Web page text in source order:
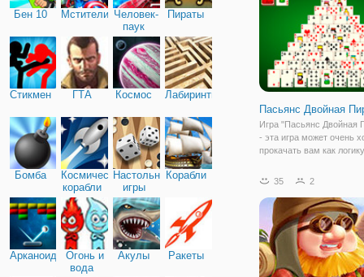
Бен 10 Мстители Человек-
паук
Пираты
Стикмен ГТА Космос Лабиринты
Бомба
Космические
корабли
Настольные
игры
Корабли
Арканоид
Огонь и
вода
Акулы Ракеты
Пасьянс Двойная
Игра "Пасьянс Двойная
- эта игра может очень
прокачать вам как
том что нужно парами
тренировать
35 2